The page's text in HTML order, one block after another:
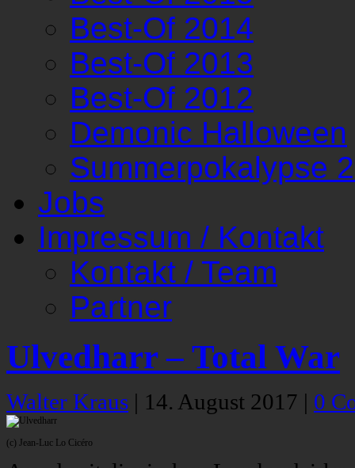
Best-Of 2014
Best-Of 2013
Best-Of 2012
Demonic Halloween
Summerpokalypse
Jobs
Impressum / Kontakt
Kontakt / Team
Partner
Ulvedharr – Total War
Walter Kraus | 14. August 2017 | 0
(c) Jean-Luc Lo Cicéro